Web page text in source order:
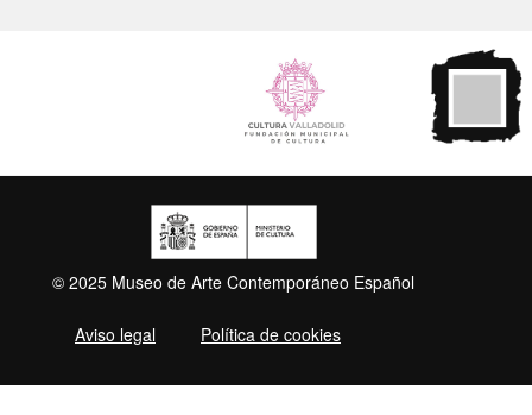
© 2025 Museo de Arte Contemporáneo Español
Aviso legal Política de cookies